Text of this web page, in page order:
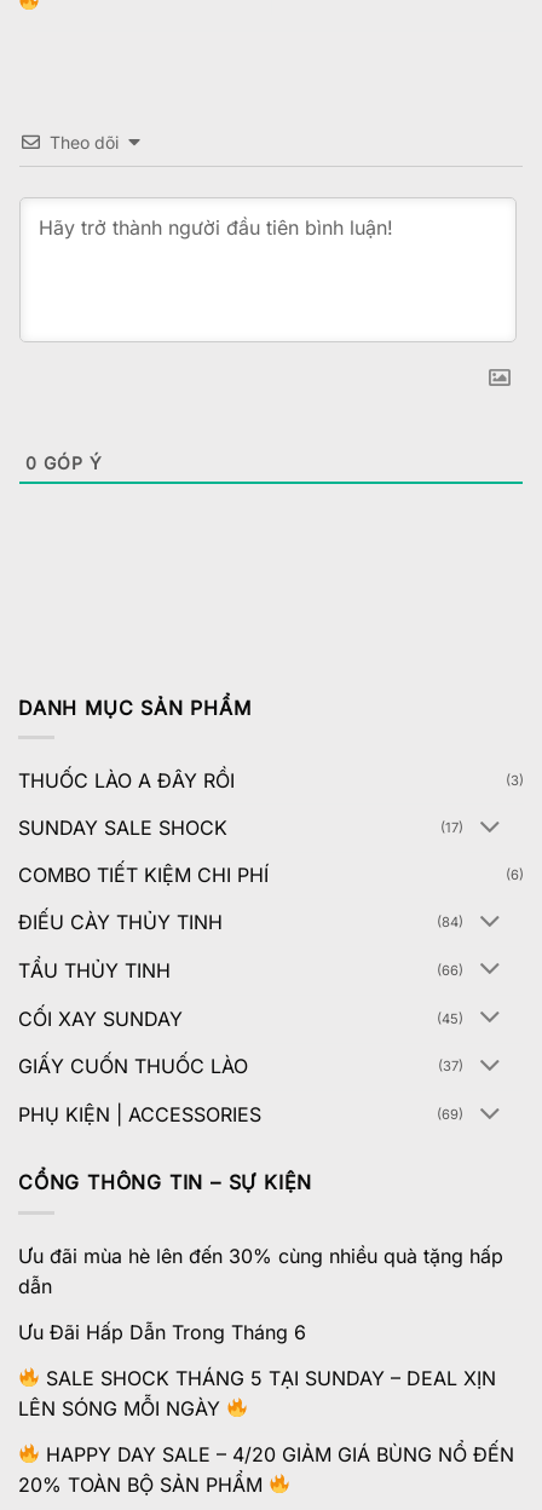
DANH MỤC SẢN PHẨM
THUỐC LÀO A ĐÂY RỒI (3)
SUNDAY SALE SHOCK (17)
COMBO TIẾT KIỆM CHI PHÍ (6)
ĐIẾU CÀY THỦY TINH (84)
TẨU THỦY TINH (66)
CỐI XAY SUNDAY (45)
GIẤY CUỐN THUỐC LÀO (37)
PHỤ KIỆN | ACCESSORIES (69)
CỔNG THÔNG TIN – SỰ KIỆN
Ưu đãi mùa hè lên đến 30% cùng nhiều quà tặng hấp
dẫn
Ưu Đãi Hấp Dẫn Trong Tháng 6
SALE SHOCK THÁNG 5 TẠI SUNDAY – DEAL XỊN
LÊN SÓNG MỖI NGÀY
HAPPY DAY SALE – 4/20 GIẢM GIÁ BÙNG NỔ ĐẾN
20% TOÀN BỘ SẢN PHẨM
Theo dõi
0 GÓP Ý